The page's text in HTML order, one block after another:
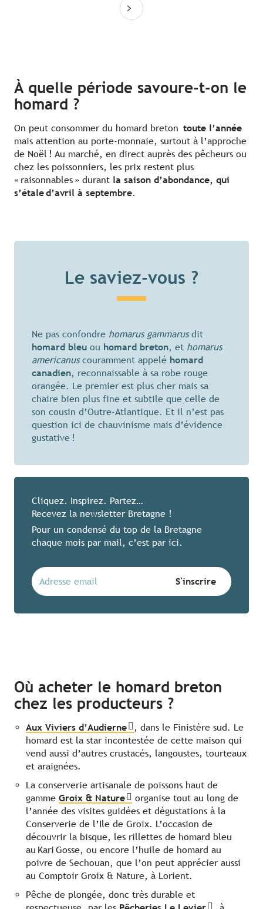
À quelle période savoure-t-on le
homard ?
On peut consommer du homard breton toute l’année
mais attention au porte-monnaie, surtout à l’approche
de Noël ! Au marché, en direct auprès des pêcheurs ou
chez les poissonniers, les prix restent plus
« raisonnables » durant la saison d’abondance, qui
s’étale d’avril à septembre.
Le saviez-vous ?
Ne pas confondre homarus gammarusdit
homard bleu ou homard breton, et homarus
americanuscouramment appelé homard
canadien, reconnaissable à sa robe rouge
orangée. Le premier est plus cher mais sa
chaire bien plus fine et subtile que celle de
son cousin d’Outre-Atlantique. Et il n’est pas
question ici de chauvinisme mais d’évidence
gustative !
Cliquez. Inspirez. Partez…
Recevez la newsletter Bretagne !
Pour un condensé du top de la Bretagne
chaque mois par mail, c’est par ici.
Où acheter le homard breton
chez les producteurs ?
Aux Viviers d’Audierne
, dans le Finistère sud. Le
homard est la star incontestée de cette maison qui
vend aussi d’autres crustacés, langoustes, tourteaux
et araignées.
La conserverie artisanale de poissons haut de
gamme Groix & Nature
organise tout au long de
l’année des visites guidées et dégustations à la
Conserverie de l’Ile de Groix. L’occasion de
découvrir la bisque, les rillettes de homard bleu
au Kari Gosse, ou encore l’huile de homard au
poivre de Sechouan, que l’on peut apprécier aussi
au Comptoir Groix & Nature, à Lorient.
Pêche de plongée, donc très durable et